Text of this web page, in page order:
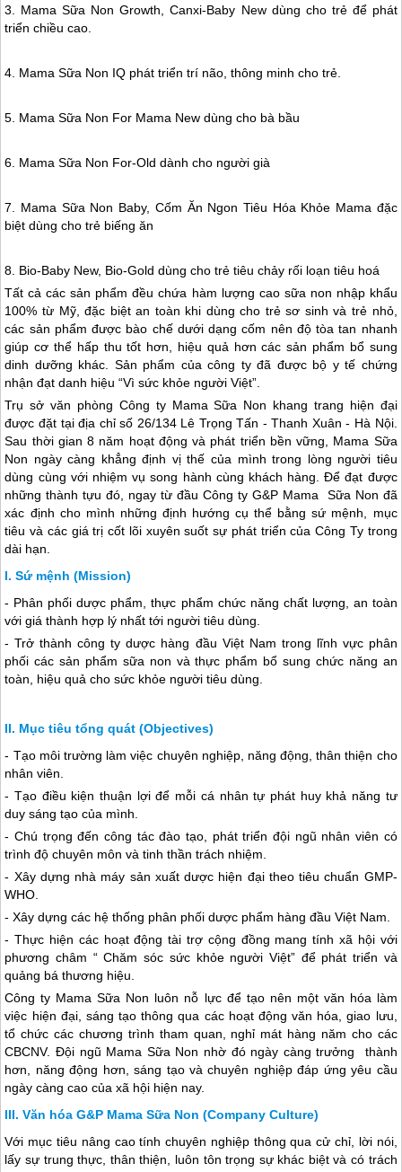
3. Mama Sữa Non Growth, Canxi-Baby New dùng cho trẻ để phát
triển chiều cao.
4. Mama Sữa Non IQ phát triển trí não, thông minh cho trẻ.
5. Mama Sữa Non For Mama New dùng cho bà bầu
6. Mama Sữa Non For-Old dành cho người già
7. Mama Sữa Non Baby, Cốm Ăn Ngon Tiêu Hóa Khỏe Mama đặc
biệt dùng cho trẻ biếng ăn
8. Bio-Baby New, Bio-Gold dùng cho trẻ tiêu chảy rối loạn tiêu hoá
Tất cả các sản phẩm đều chứa hàm lượng cao sữa non nhập khẩu
100% từ Mỹ, đặc biệt an toàn khi dùng cho trẻ sơ sinh và trẻ nhỏ,
các sản phẩm được bào chế dưới dạng cốm nên độ tòa tan nhanh
giúp cơ thể hấp thu tốt hơn, hiệu quả hơn các sản phẩm bổ sung
dinh dưỡng khác. Sản phẩm của công ty đã được bộ y tế chứng
nhận đạt danh hiệu “Vì sức khỏe người Việt”.
Trụ sở văn phòng Công ty Mama Sữa Non khang trang hiện đại
được đặt tại địa chỉ số 26/134 Lê Trọng Tấn - Thanh Xuân - Hà Nội.
Sau thời gian 8 năm hoạt động và phát triển bền vững, Mama Sữa
Non ngày càng khẳng định vị thế của mình trong lòng người tiêu
dùng cùng với nhiệm vụ song hành cùng khách hàng. Để đạt được
những thành tựu đó, ngay từ đầu Công ty G&P Mama Sữa Non đã
xác định cho mình những định hướng cụ thể bằng sứ mệnh, mục
tiêu và các giá trị cốt lõi xuyên suốt sự phát triển của Công Ty trong
dài hạn.
Sứ mệnh (Mission)
- Phân phối dược phẩm, thực phẩm chức năng chất lượng, an toàn
với giá thành hợp lý nhất tới người tiêu dùng.
- Trở thành công ty dược hàng đầu Việt Nam trong lĩnh vực phân
phối các sản phẩm sữa non và thực phẩm bổ sung chức năng an
toàn, hiệu quả cho sức khỏe người tiêu dùng.
Mục tiêu tổng quát (Objectives)
- Tạo môi trường làm việc chuyên nghiệp, năng động, thân thiện cho
nhân viên.
- Tạo điều kiện thuận lợi để mỗi cá nhân tự phát huy khả năng tư
duy sáng tạo của mình.
- Chú trọng đến công tác đào tạo, phát triển đội ngũ nhân viên có
trình độ chuyên môn và tinh thần trách nhiệm.
- Xây dựng nhà máy sản xuất dược hiện đại theo tiêu chuẩn GMP-
WHO.
- Xây dựng các hệ thống phân phối dược phẩm hàng đầu Việt Nam.
- Thực hiện các hoạt động tài trợ cộng đồng mang tính xã hội với
phương châm “ Chăm sóc sức khỏe người Việt” để phát triển và
quảng bá thương hiệu.
Công ty Mama Sữa Non luôn nỗ lực để tạo nên một văn hóa làm
việc hiện đại, sáng tạo thông qua các hoạt động văn hóa, giao lưu,
tổ chức các chương trình tham quan, nghỉ mát hàng năm cho các
CBCNV. Đội ngũ Mama Sữa Non nhờ đó ngày càng trưởng thành
hơn, năng động hơn, sáng tạo và chuyên nghiệp đáp ứng yêu cầu
ngày càng cao của xã hội hiện nay.
Văn hóa G&P Mama Sữa Non (Company Culture)
Với mục tiêu nâng cao tính chuyên nghiệp thông qua cử chỉ, lời nói,
lấy sự trung thực, thân thiện, luôn tôn trọng sự khác biệt và có trách